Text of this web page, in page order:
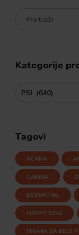
Kategorije
Tagovi
ACANA
CANINA
ESSENTIAL
HAPPY DOG
HRANA ZA BELE